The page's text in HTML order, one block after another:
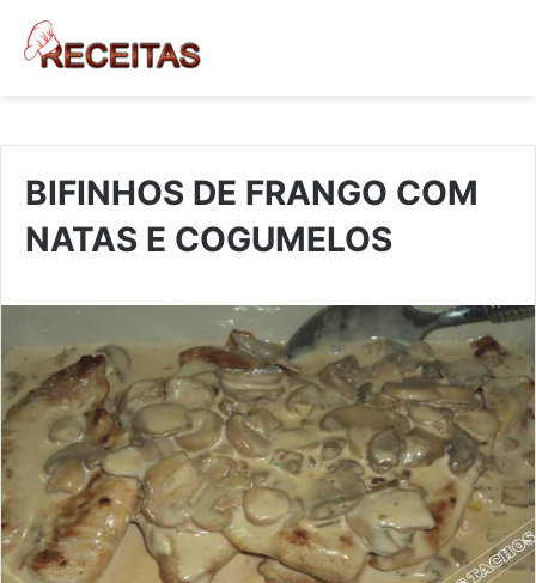
BIFINHOS DE FRANGO COM
NATAS E COGUMELOS